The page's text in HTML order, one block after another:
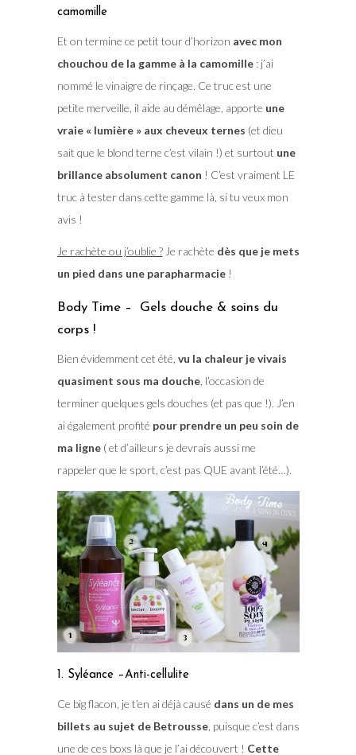
camomille
Et on termine ce petit tour d’horizon avec mon
chouchou de la gamme à la camomille: j’ai
nommé le vinaigre de rinçage. Ce truc est une
petite merveille, il aide au démêlage, apporte une
vraie « lumière » aux cheveux ternes (et dieu
sait que le blond terne c’est vilain !) et surtout une
brillance absolument canon ! C’est vraiment LE
truc à tester dans cette gamme là, si tu veux mon
avis !
Je rachète ou j’oublie ?Je rachète dès que je mets
un pied dans une parapharmacie!
Body Time – Gels douche & soins du
corps !
Bien évidemment cet été, vu la chaleur je vivais
quasiment sous ma douche, l’occasion de
terminer quelques gels douches (et pas que !). J’en
ai également profité pour prendre un peu soin de
ma ligne( et d’ailleurs je devrais aussi me
rappeler que le sport, c’est pas QUE avant l’été…).
1. Syléance –Anti-cellulite
Ce big flacon, je t’en ai déjà causé dans un de mes
billets au sujet de Betrousse, puisque c’est dans
une de ces boxs là que je l’ai découvert ! Cette